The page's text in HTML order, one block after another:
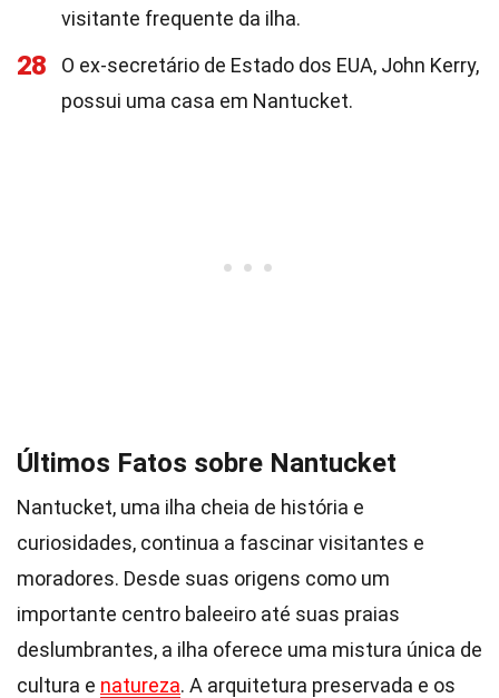
visitante frequente da ilha.
28
O ex-secretário de Estado dos EUA, John Kerry,
possui uma casa em Nantucket.
Últimos Fatos sobre Nantucket
Nantucket, uma ilha cheia de história e
curiosidades, continua a fascinar visitantes e
moradores. Desde suas origens como um
importante centro baleeiro até suas praias
deslumbrantes, a ilha oferece uma mistura única de
cultura e natureza. A arquitetura preservada e os